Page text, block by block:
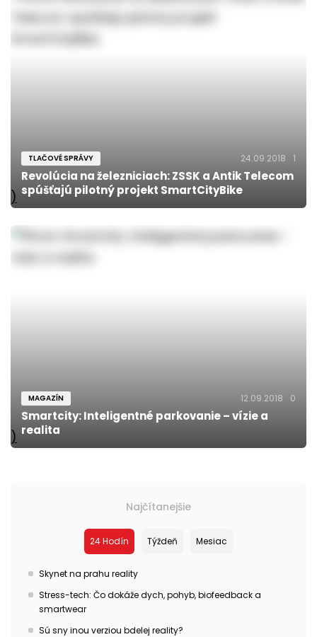
)
TLAČOVÉ SPRÁVY 24.09.2018 1
Revolúcia na železniciach: ZSSK a Antik Telecom
spúšťajú pilotný projekt SmartCityBike
)
MAGAZÍN 12.09.2018 0
Smartcity: Inteligentné parkovanie – vízie a
realita
Najčítanejšie
24 Hodín Týždeň Mesiac
Skynet na prahu reality
Stress-tech: Čo dokáže dych, pohyb, biofeedback a
smartwear
Sú sny inou verziou bdelej reality?